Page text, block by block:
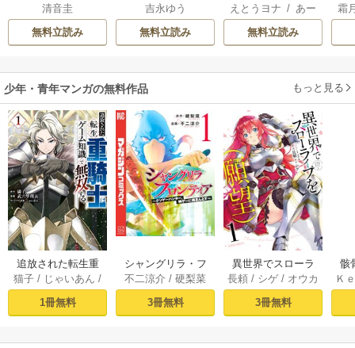
うつ
清音圭
無料立読み
吉永ゆう
無料立読み
も無意識に力を垂
れ流す ～公爵家
の落ちこぼれ令
を掴み取る～
えとうヨナ /あー
もんど/ あんべよ
しろう
無料立読み
ば
霜
少年・青年マンガの無料作品 もっと見る
追放された転生重
騎士はゲーム知識
で無双する（１）
猫子 / じゃいあん /
武六甲理衣
1冊無料
シャングリラ・フ
ロンティア（１）
～クソゲーハン
ター、神ゲーに挑
不二涼介 /硬梨菜
3冊無料
異世界でスローラ
イフを（願望） 1
長頼 / シゲ / オウカ
3冊無料
骸
異
Ｋ